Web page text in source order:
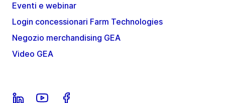
Eventi e webinar
Login concessionari Farm Technologies
Negozio merchandising GEA
Video GEA